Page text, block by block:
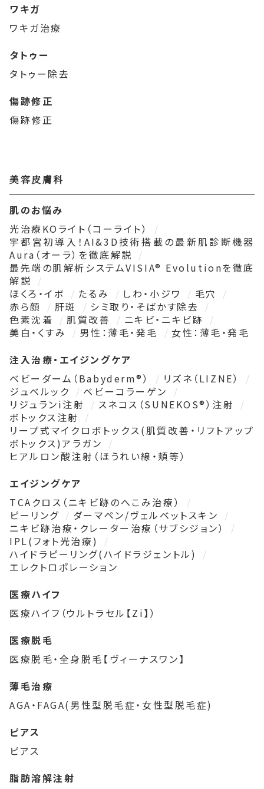
ワキガ
ワキガ治療
タトゥー
タトゥー除去
傷跡修正
傷跡修正
美容皮膚科
肌のお悩み
光治療KOライト（コーライト）
宇都宮初導入！AI&3D技術搭載の最新肌診断機器
Aura（オーラ）を徹底解説
最先端の肌解析システムVISIA® Evolutionを徹底
解説
ほくろ・イボ
たるみ しわ・小ジワ
毛穴
赤ら顔
肝斑
シミ取り・そばかす除去
色素沈着
肌質改善
ニキビ・ニキビ跡
美白・くすみ
男性：薄毛・発毛
女性：薄毛・発毛
注入治療・エイジングケア
ベビーダーム（Babyderm®）
リズネ（LIZNE）
ジュベルック
ベビーコラーゲン
リジュランi注射
スネコス（SUNEKOS®）注射
ボトックス注射
リープ式マイクロボトックス(肌質改善・リフトアップ
ボトックス)アラガン
ヒアルロン酸注射（ほうれい線・頬等）
エイジングケア
TCAクロス（ニキビ跡のへこみ治療）
ピーリング
ダーマペン/ヴェルベットスキン
ニキビ跡治療・クレーター治療（サブシジョン）
IPL(フォト光治療)
ハイドラピーリング(ハイドラジェントル)
エレクトロポレーション
医療ハイフ
医療ハイフ（ウルトラセル【Zi】）
医療脱毛
医療脱毛・全身脱毛【ヴィーナスワン】
薄毛治療
AGA・FAGA(男性型脱毛症・女性型脱毛症)
ピアス
ピアス
脂肪溶解注射